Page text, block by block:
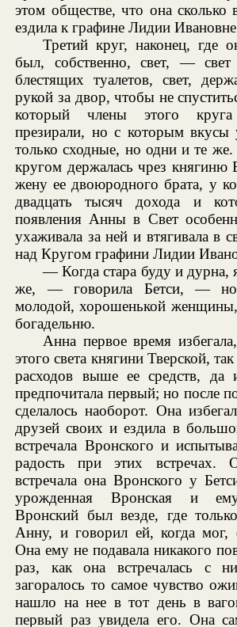
этом обществе, что она сколько
ездила к графине Лидии
Третий круг, наконец, где
был, собственно, свет, — свет
блестящих туалетов, свет,
рукой за двор, чтобы не
который члены этого
презирали, но с которым
только сходные, но одни и те же.
кругом держалась чрез княгиню
жену ее двоюродного брата, у
двадцать тысяч дохода и
появления Анны в Свет
ухаживала за ней и втягивала в
над Кругом графини Лидии
— Когда стара буду и дурна,
же, — говорила Бетси, —
молодой, хорошенькой
богадельню.
Анна первое время
этого света княгини Тверской,
расходов выше ее средств,
предпочитала первый; но после
сделалось наоборот. Она
друзей своих и ездила в
встречала Вронского и
радость при этих встречах.
встречала она Вронского у
урожденная Вронская и
Вронский был везде, где
Анну, и говорил ей, когда мог,
Она ему не подавала никакого
раз, как она встречалась с
загоралось то самое чувство
нашло на нее в тот день в
первый раз увидела его. Она